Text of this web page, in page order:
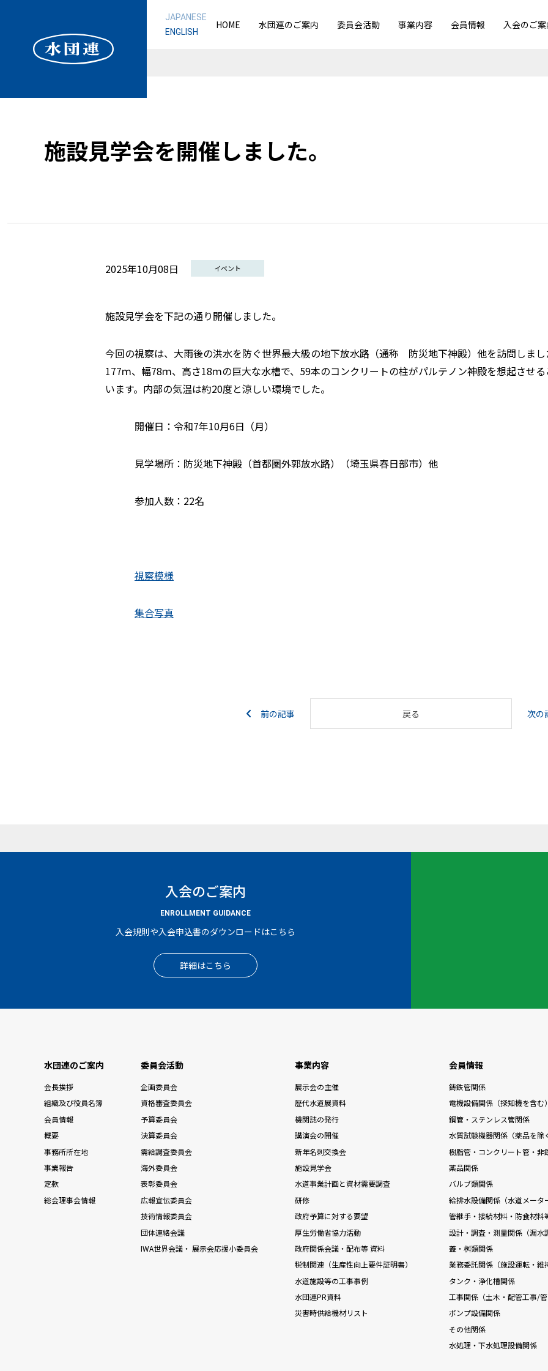
JAPANESE
ENGLISH
HOME 水団連のご案内 委員会活動 事業内容 会員情報 入会のご
施設見学会を開催しました。
2025年10月08日 イベント
施設見学会を下記の通り開催しました。
今回の視察は、大雨後の洪水を防ぐ世界最大級の地下放水路（通称 防災地下神殿）他を訪問しま
177ｍ、幅78ｍ、高さ18ｍの巨大な水槽で、59本のコンクリートの柱がパルテノン神殿を想起させ
います。内部の気温は約20度と涼しい環境でした。
開催日：令和7年10月6日（月）
見学場所：防災地下神殿（首都圏外郭放水路）（埼玉県春日部市）他
参加人数：22名
視察模様
集合写真
前の記事 戻る 次の
入会のご案内
ENROLLMENT GUIDANCE
入会規則や入会申込書のダウンロードはこちら
詳細はこちら
水団連のご案内
会長挨拶
組織及び役員名簿
会員情報
概要
事務所所在地
事業報告
定款
総会理事会情報
委員会活動
企画委員会
資格審査委員会
予算委員会
決算委員会
需給調査委員会
海外委員会
表彰委員会
広報宣伝委員会
技術情報委員会
団体連絡会議
IWA世界会議・ 展示会応援小委員会
事業内容
展示会の主催
歴代水道展資料
機関誌の発行
講演会の開催
新年名刺交換会
施設見学会
水道事業計画と資材需要調査
研修
政府予算に対する要望
厚生労働省協力活動
政府関係会議・配布等 資料
税制関連（生産性向上要件証明書）
水道施設等の工事事例
水団連PR資料
災害時供給機材リスト
会員情報
鋳鉄管関係
電機設備関係（探知機を含む
鋼管・ステンレス管関係
水質試験機器関係（薬品を除
樹脂管・コンクリート管・非
薬品関係
バルブ類関係
給排水設備関係（水道メー
管継手・接続材料・防食材料
設計・調査・測量関係（漏
蓋・桝類関係
業務委託関係（施設運転・
タンク・浄化槽関係
工事関係（土木・配管工事/
ポンプ設備関係
その他関係
水処理・下水処理設備関係